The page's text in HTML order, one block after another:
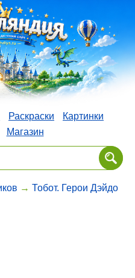
Раскраски
Картинки
Магазин
→ Тобот. Герои Дэйдо